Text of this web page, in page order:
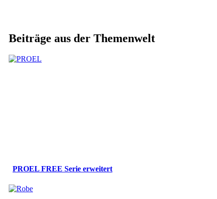
Beiträge aus der Themenwelt
PROEL FREE Serie erweitert